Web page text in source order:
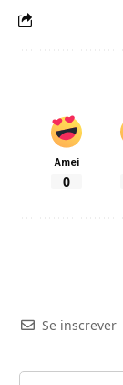
Amei
0
Se inscrever